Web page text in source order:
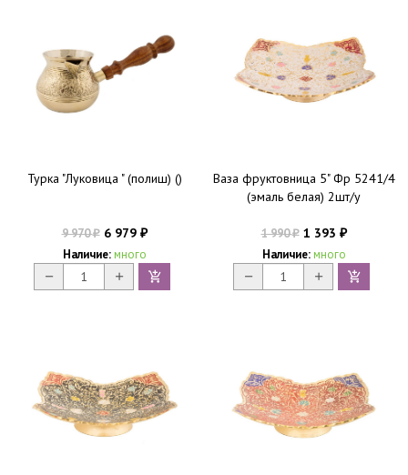
Турка "Луковица " (полиш) ()
9 970₽6 979 ₽
Наличие: много
Ваза фруктовница 5" Фр 5241/4
(эмаль белая) 2шт/у
1 990₽1 393 ₽
Наличие: много